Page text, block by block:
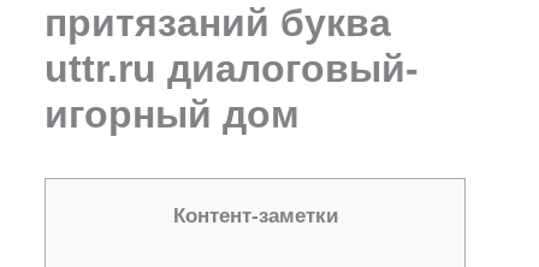
притязаний буква
uttr.ru диалоговый-
игорный дом
Контент-заметки